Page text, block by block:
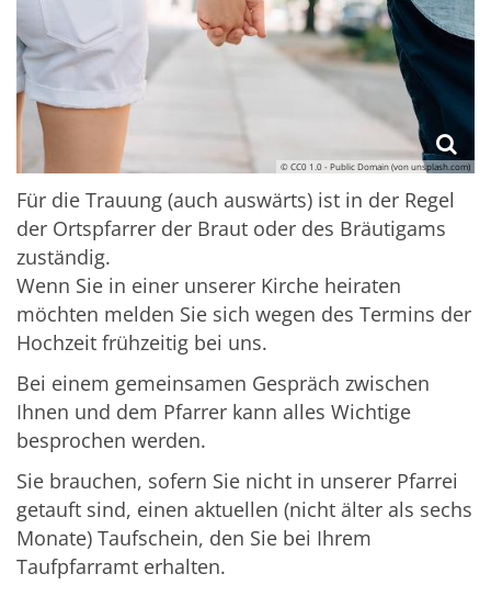
© CC0 1.0 - Public Domain (von unsplash.com)
Für die Trauung (auch auswärts) ist in der Regel
der Ortspfarrer der Braut oder des Bräutigams
zuständig.
Wenn Sie in einer unserer Kirche heiraten
möchten melden Sie sich wegen des Termins der
Hochzeit frühzeitig bei uns.
Bei einem gemeinsamen Gespräch zwischen
Ihnen und dem Pfarrer kann alles Wichtige
besprochen werden.
Sie brauchen, sofern Sie nicht in unserer Pfarrei
getauft sind, einen aktuellen (nicht älter als sechs
Monate) Taufschein, den Sie bei Ihrem
Taufpfarramt erhalten.